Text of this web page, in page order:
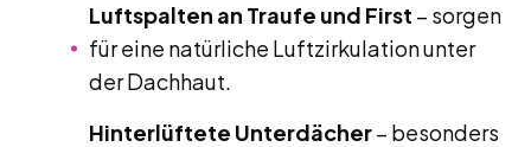
Luftspalten an Traufe und First – sorgen
für eine natürliche Luftzirkulation unter
der Dachhaut.
Hinterlüftete Unterdächer– besonders